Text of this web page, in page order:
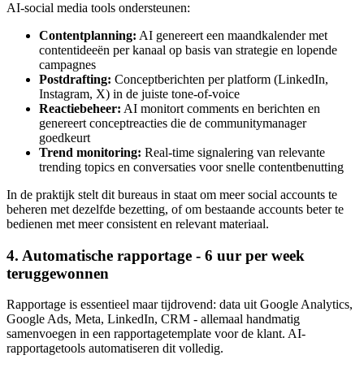
AI-social media tools ondersteunen:
Contentplanning: AI genereert een maandkalender met
contentideeën per kanaal op basis van strategie en lopende
campagnes
Postdrafting: Conceptberichten per platform (LinkedIn,
Instagram, X) in de juiste tone-of-voice
Reactiebeheer: AI monitort comments en berichten en
genereert conceptreacties die de communitymanager
goedkeurt
Trend monitoring: Real-time signalering van relevante
trending topics en conversaties voor snelle contentbenutting
In de praktijk stelt dit bureaus in staat om meer social accounts te
beheren met dezelfde bezetting, of om bestaande accounts beter te
bedienen met meer consistent en relevant materiaal.
4. Automatische rapportage - 6 uur per week
teruggewonnen
Rapportage is essentieel maar tijdrovend: data uit Google Analytics,
Google Ads, Meta, LinkedIn, CRM - allemaal handmatig
samenvoegen in een rapportagetemplate voor de klant. AI-
rapportagetools automatiseren dit volledig.